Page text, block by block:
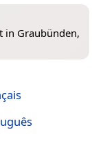
in Graubünden,